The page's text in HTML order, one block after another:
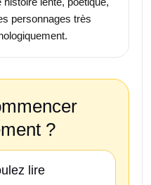
personnages très
?
lire